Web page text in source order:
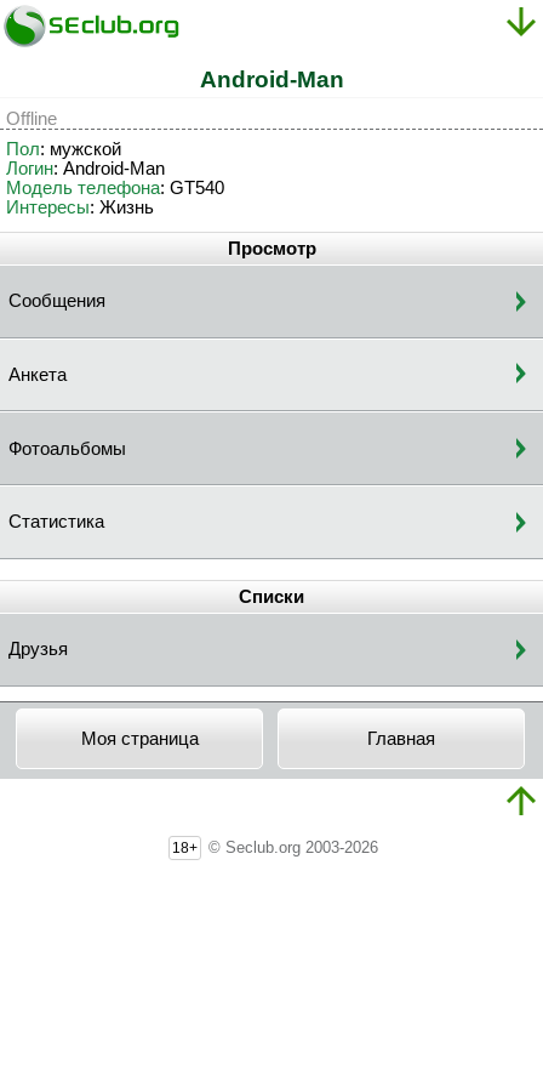
Android-Man
Offline
Пол: мужской
Логин: Android-Man
Модель телефона: GT540
Интересы: Жизнь
Просмотр
Сообщения
Анкета
Фотоальбомы
Статистика
Списки
Друзья
Моя страница Главная
18+ © Seclub.org 2003-2026